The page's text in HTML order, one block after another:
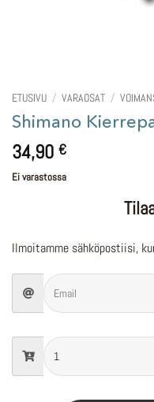
ETUSIVU / VARAOSAT /
Shimano
34,90 €
Ei varastossa
Ilmoitamme sähköpostiisi,